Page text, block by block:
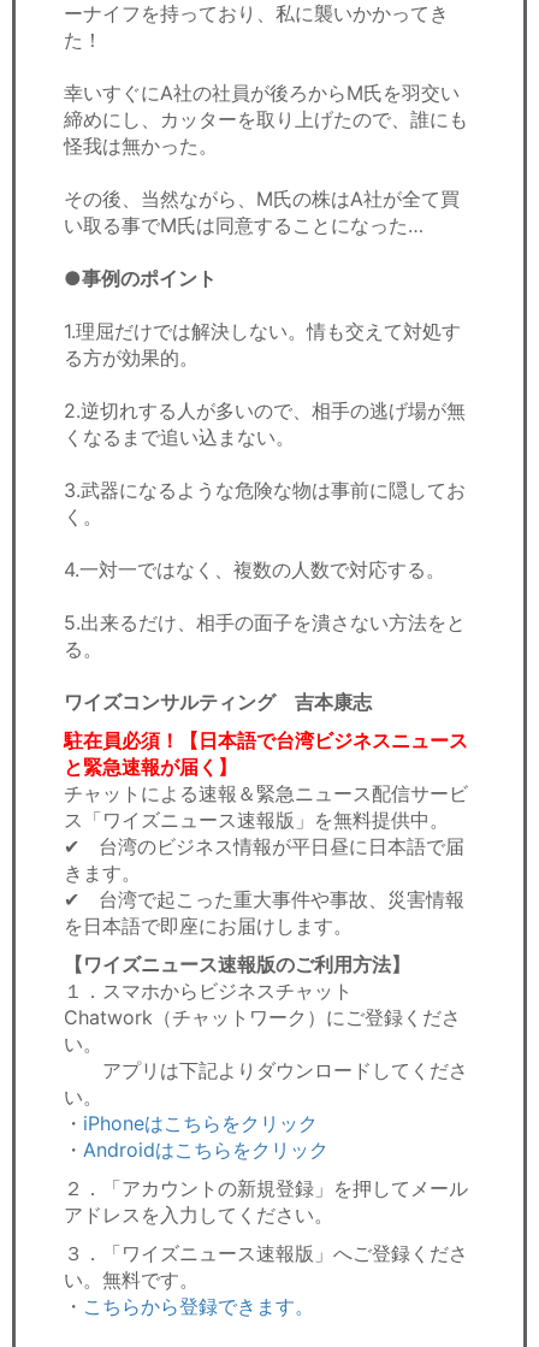
ーナイフを持っており、私に襲いかかってき
た！
幸いすぐにA社の社員が後ろからM氏を羽交い
締めにし、カッターを取り上げたので、誰にも
怪我は無かった。
その後、当然ながら、M氏の株はA社が全て買
い取る事でM氏は同意することになった…
●事例のポイント
1.理屈だけでは解決しない。情も交えて対処す
る方が効果的。
2.逆切れする人が多いので、相手の逃げ場が無
くなるまで追い込まない。
3.武器になるような危険な物は事前に隠してお
く。
4.一対一ではなく、複数の人数で対応する。
5.出来るだけ、相手の面子を潰さない方法をと
る。
ワイズコンサルティング 吉本康志
駐在員必須！【日本語で台湾ビジネスニュース
と緊急速報が届く】
チャットによる速報＆緊急ニュース配信サービ
ス「ワイズニュース速報版」を無料提供中。
✔ 台湾のビジネス情報が平日昼に日本語で届
きます。
✔ 台湾で起こった重大事件や事故、災害情報
を日本語で即座にお届けします。
【ワイズニュース速報版のご利用方法】
１．スマホからビジネスチャット
Chatwork（チャットワーク）にご登録くださ
い。
アプリは下記よりダウンロードしてくださ
い。
・ iPhoneはこちらをクリック
・ Androidはこちらをクリック
２．「アカウントの新規登録」を押してメール
アドレスを入力してください。
３．「ワイズニュース速報版」へご登録くださ
い。無料です。
・ こちらから登録できます。